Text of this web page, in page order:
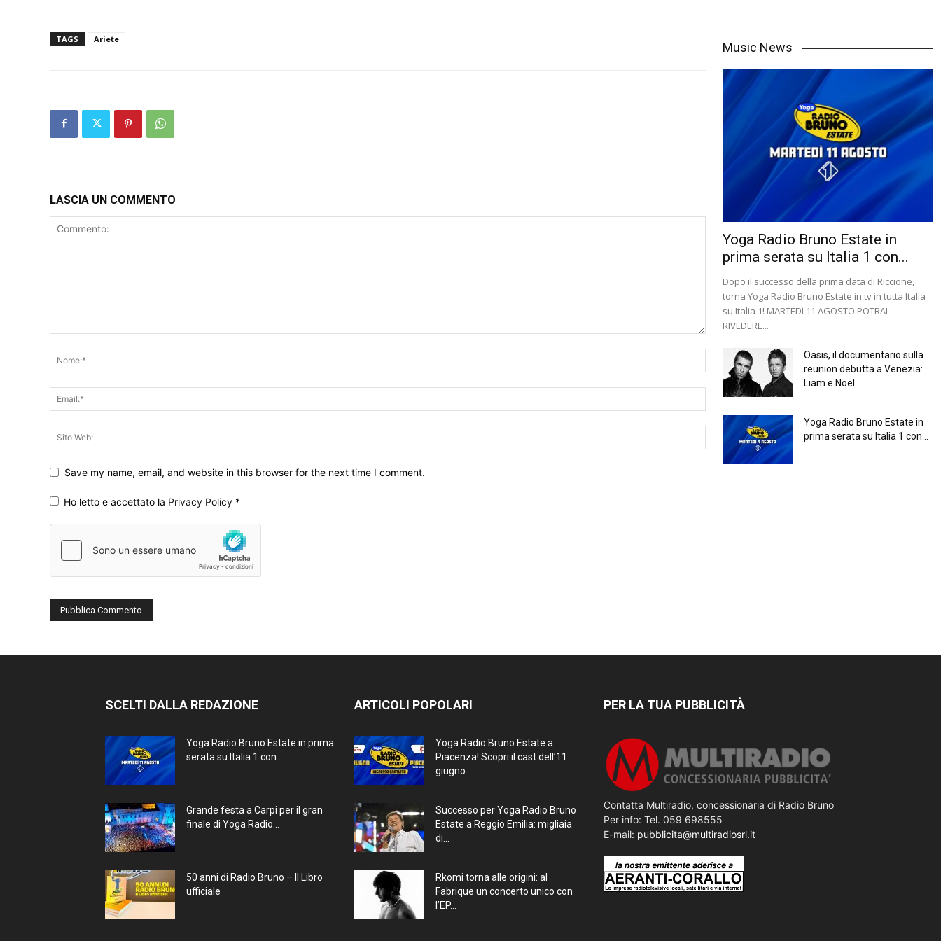
TAGS Ariete
LASCIA UN COMMENTO
Save my name, email, and website in this browser for the next time I comment.
Ho letto e accettato la Privacy Policy *
Music News
Yoga Radio Bruno Estate in
prima serata su Italia 1 con...
Dopo il successo della prima data di Riccione,
torna Yoga Radio Bruno Estate in tv in tutta Italia
su Italia 1! MARTEDì 11 AGOSTO POTRAI
RIVEDERE...
Oasis, il documentario sulla
reunion debutta a Venezia:
Liam e Noel...
Yoga Radio Bruno Estate in
prima serata su Italia 1 con...
SCELTI DALLA REDAZIONE
Yoga Radio Bruno Estate in prima
serata su Italia 1 con...
Grande festa a Carpi per il gran
finale di Yoga Radio...
50 anni di Radio Bruno – Il Libro
ufficiale
ARTICOLI POPOLARI
Yoga Radio Bruno Estate a
Piacenza! Scopri il cast dell’11
giugno
Successo per Yoga Radio Bruno
Estate a Reggio Emilia: migliaia
di...
Rkomi torna alle origini: al
Fabrique un concerto unico con
l’EP...
PER LA TUA PUBBLICITÀ
Contatta Multiradio, concessionaria di Radio Bruno
Per info: Tel. 059 698555
E-mail: pubblicita@multiradiosrl.it